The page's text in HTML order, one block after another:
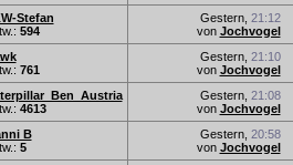
Stefan
594
Gestern, 21:12
von Jochvogel
761
Gestern, 21:10
von Jochvogel
4613
Gestern, 21:08
von Jochvogel
B
5
Gestern, 20:58
von Jochvogel